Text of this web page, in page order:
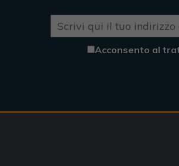
Acconsento al